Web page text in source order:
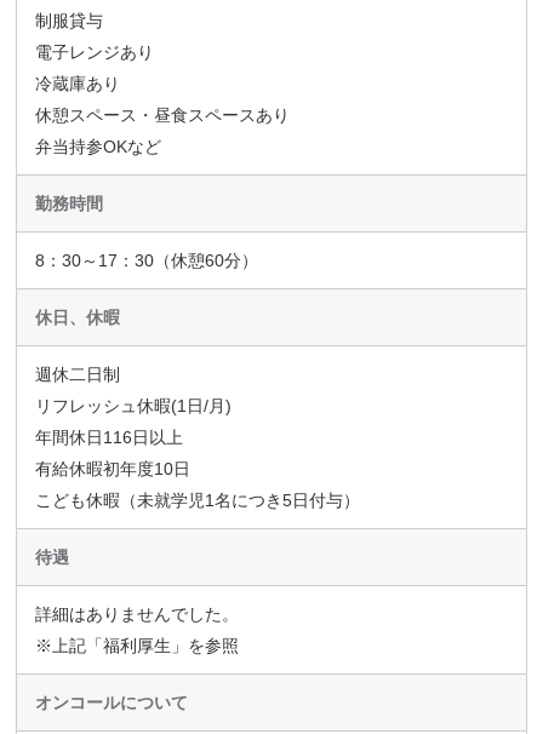
制服貸与
電子レンジあり
冷蔵庫あり
休憩スペース・昼食スペースあり
弁当持参OKなど
勤務時間
8：30～17：30（休憩60分）
休日、休暇
週休二日制
リフレッシュ休暇(1日/月)
年間休日116日以上
有給休暇初年度10日
こども休暇（未就学児1名につき5日付与）
待遇
詳細はありませんでした。
※上記「福利厚生」を参照
オンコールについて